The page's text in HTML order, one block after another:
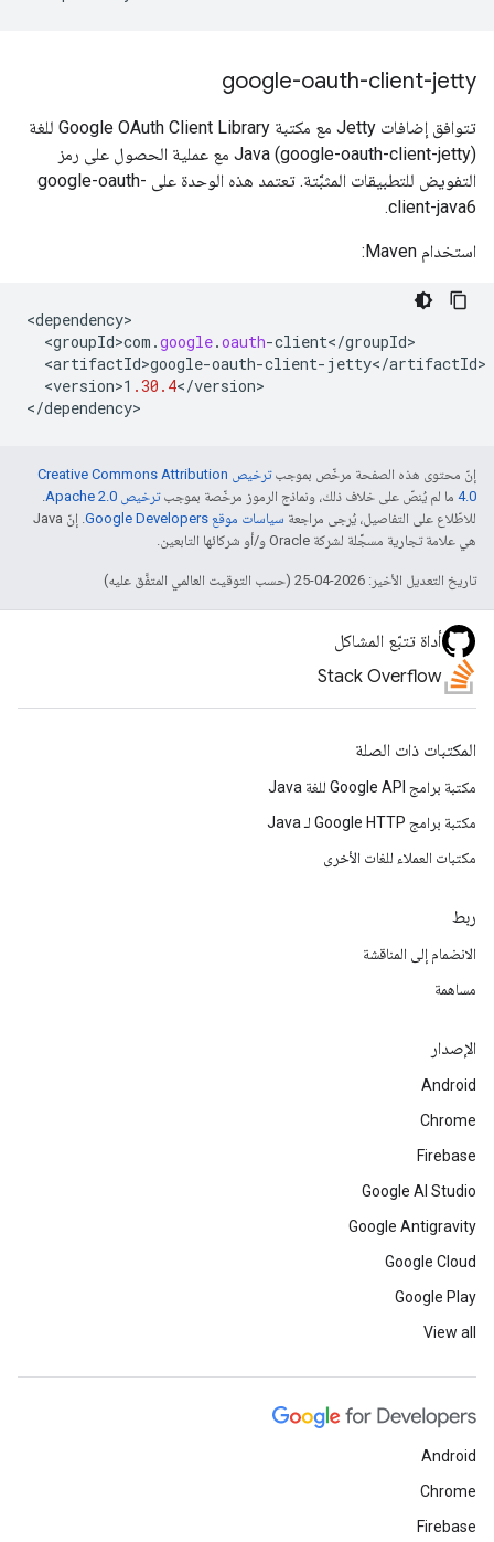
google-oauth-client-jetty
تتوافق إضافات Jetty مع مكتبة Google OAuth Client Library للغة
Java (google-oauth-client-jetty) مع عملية الحصول على رمز
التفويض للتطبيقات المثبَّتة. تعتمد هذه الوحدة على google-oauth-
client-java6.
استخدام Maven:
<dependency
<groupId>com .google.oauth-client</groupId
<artifactId>google-oauth-client- jetty</artifactId
<version>1 .30.4</version>
</dependency>
إنّ محتوى هذه الصفحة مرخّص بموجب
ترخيص Creative Commons Attribution
4.0‏ ما لم يُنصّ على خلاف ذلك، ونماذج الرموز مرخّصة بموجبترخيص Apache 2.0‏
.
للاطّلاع على التفاصيل، يُرجى مراجعة سياسات موقع Google Developers‏
. إنّ Java
هي علامة تجارية مسجَّلة لشركة Oracle و/أو شركائها التابعين.
تاريخ التعديل الأخير: 2026-04-25 (حسب التوقيت العالمي المتفَّق عليه)
أداة تتبّع المشاكل
Stack Overflow
المكتبات ذات الصلة
مكتبة برامج Google API للغة Java
مكتبة برامج Google HTTP لـ Java
مكتبات العملاء للغات الأخرى
ربط
الانضمام إلى المناقشة
مساهمة
الإصدار
Android
Chrome
Firebase
Google AI Studio
Google Antigravity
Google Cloud
Google Play
View all
Android
Chrome
Firebase